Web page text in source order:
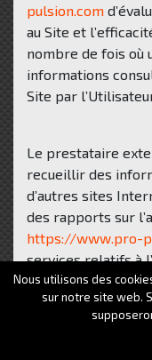
pulsion.com
au Site et
nombre de fois où
informations
Site par
Le prestataire
recueillir des
d’autres sites
des rapports sur
https://www.pro-
services relatifs à
d’Internet.
Nous utilisons des
sur notre site web.